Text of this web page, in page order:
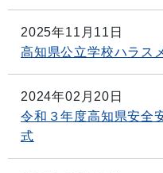
2025年11月11日
高知県公立学校ハラス
2024年02月20日
令和３年度高知県安全
式